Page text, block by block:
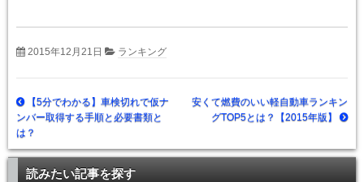
2015年12月21日 ランキング
【5分でわかる】車検切れで仮ナ
ンバー取得する手順と必要書類と
は？
安くて燃費のいい軽自動車ランキン
グTOP5とは？【2015年版】
読みたい記事を探す